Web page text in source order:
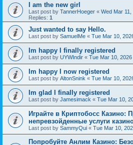
I am the new girl
Last post by TannerHoeger « Wed Mar
Replies: 1
Just wanted to say Hello.
Last post by SamuelMe « Tue Mar 10,
Im happy I finally registered
Last post by UYWIndir « Tue Mar 10,
Im happy I now registered
Last post by AltonSnink « Tue Mar 10,
Im glad I finally registered
Last post by Jamesimack « Tue Mar 10,
Играйте в Криптобосс Казино:
непревзойденные услуги
Last post by SammyQui « Tue Mar 10,
Попробуйте Анлим Казино: